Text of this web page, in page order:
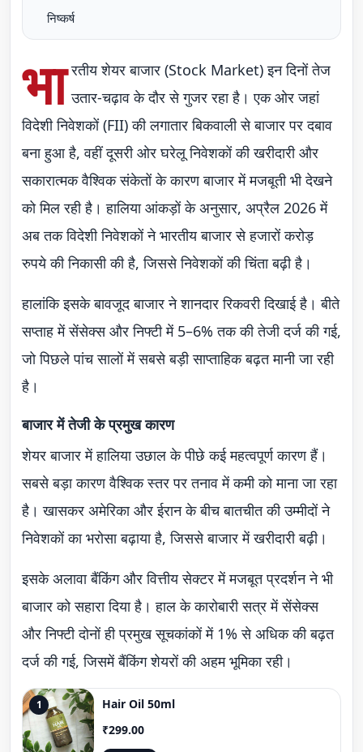
निष्कर्ष
भा रतीय शेयर बाजार (Stock Market) इन दिनों तेज
उतार-चढ़ाव के दौर से गुजर रहा है। एक ओर जहां
विदेशी निवेशकों (FII) की लगातार बिकवाली से बाजार पर दबाव
बना हुआ है, वहीं दूसरी ओर घरेलू निवेशकों की खरीदारी और
सकारात्मक वैश्विक संकेतों के कारण बाजार में मजबूती भी देखने
को मिल रही है। हालिया आंकड़ों के अनुसार, अप्रैल 2026 में
अब तक विदेशी निवेशकों ने भारतीय बाजार से हजारों करोड़
रुपये की निकासी की है, जिससे निवेशकों की चिंता बढ़ी है।
हालांकि इसके बावजूद बाजार ने शानदार रिकवरी दिखाई है। बीते
सप्ताह में सेंसेक्स और निफ्टी में 5–6% तक की तेजी दर्ज की गई,
जो पिछले पांच सालों में सबसे बड़ी साप्ताहिक बढ़त मानी जा रही
है।
बाजार में तेजी के प्रमुख कारण
शेयर बाजार में हालिया उछाल के पीछे कई महत्वपूर्ण कारण हैं।
सबसे बड़ा कारण वैश्विक स्तर पर तनाव में कमी को माना जा रहा
है। खासकर अमेरिका और ईरान के बीच बातचीत की उम्मीदों ने
निवेशकों का भरोसा बढ़ाया है, जिससे बाजार में खरीदारी बढ़ी।
इसके अलावा बैंकिंग और वित्तीय सेक्टर में मजबूत प्रदर्शन ने भी
बाजार को सहारा दिया है। हाल के कारोबारी सत्र में सेंसेक्स
और निफ्टी दोनों ही प्रमुख सूचकांकों में 1% से अधिक की बढ़त
दर्ज की गई, जिसमें बैंकिंग शेयरों की अहम भूमिका रही।
1
Hair Oil 50ml
₹299.00